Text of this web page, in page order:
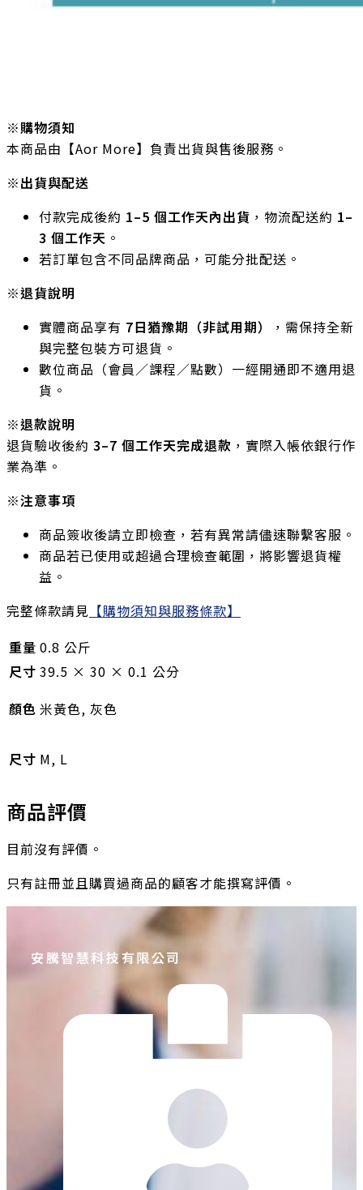
※購物須知
本商品由【Aor More】負責出貨與售後服務。
※出貨與配送
付款完成後約 1–5 個工作天內出貨 ，物流配送約 1–
3 個工作天 。
若訂單包含不同品牌商品，可能分批配送。
※退貨說明
實體商品享有 7日猶豫期（非試用期）
，需保持全新
與完整包裝方可退貨。
數位商品（會員／課程／點數）一經開通即不適用退
貨。
※退款說明
退貨驗收後約 3–7 個工作天完成退款 ，實際入帳依銀行作
業為準。
※注意事項
商品簽收後請立即檢查，若有異常請儘速聯繫客服。
商品若已使用或超過合理檢查範圍，將影響退貨權
益。
完整條款請見 【購物須知與服務條款】
重量 0.8 公斤
尺寸 39.5 × 30 × 0.1 公分
顏色 米黃色, 灰色
尺寸 M, L
商品評價
目前沒有評價。
只有註冊並且購買過商品的顧客才能撰寫評價。
安騰智慧科技有限公司